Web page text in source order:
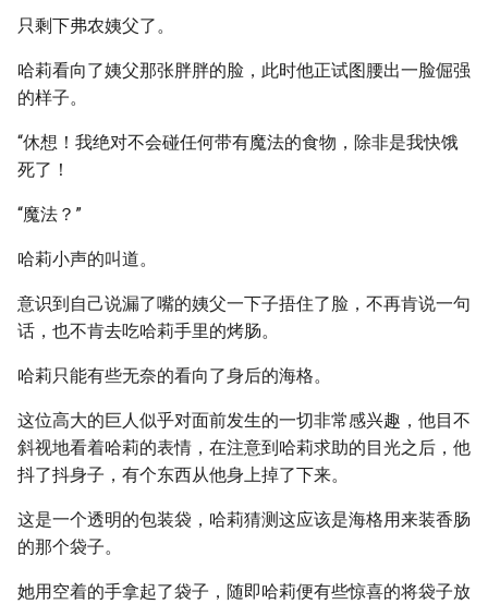
只剩下弗农姨父了。
哈莉看向了姨父那张胖胖的脸，此时他正试图腰出一脸倔强
的样子。
“休想！我绝对不会碰任何带有魔法的食物，除非是我快饿
死了！
“魔法？”
哈莉小声的叫道。
意识到自己说漏了嘴的姨父一下子捂住了脸，不再肯说一句
话，也不肯去吃哈莉手里的烤肠。
哈莉只能有些无奈的看向了身后的海格。
这位高大的巨人似乎对面前发生的一切非常感兴趣，他目不
斜视地看着哈莉的表情，在注意到哈莉求助的目光之后，他
抖了抖身子，有个东西从他身上掉了下来。
这是一个透明的包装袋，哈莉猜测这应该是海格用来装香肠
的那个袋子。
她用空着的手拿起了袋子，随即哈莉便有些惊喜的将袋子放